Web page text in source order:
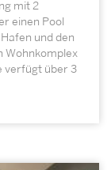
mit 2
einen Pool
und den
Wohnkomplex
verfügt über 3